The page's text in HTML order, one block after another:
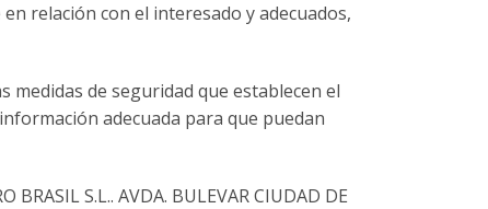
relación con el interesado y adecuados,
medidas de seguridad que establecen el
adecuada para que puedan
S.L.. AVDA. BULEVAR CIUDAD DE